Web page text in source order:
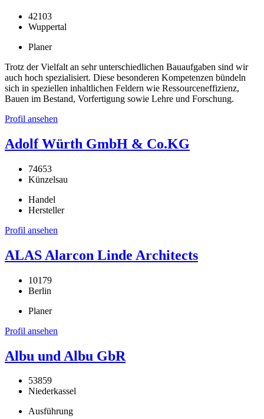
42103
Wuppertal
Planer
Trotz der Vielfalt an sehr unterschiedlichen Bauaufgaben sind wir
auch hoch spezialisiert. Diese besonderen Kompetenzen bündeln
sich in speziellen inhaltlichen Feldern wie Ressourceneffizienz,
Bauen im Bestand, Vorfertigung sowie Lehre und Forschung.
Profil ansehen
Adolf Würth GmbH & Co.KG
74653
Künzelsau
Handel
Hersteller
Profil ansehen
ALAS Alarcon Linde Architects
10179
Berlin
Planer
Profil ansehen
Albu und Albu GbR
53859
Niederkassel
Ausführung